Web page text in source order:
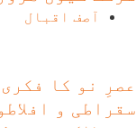
آصف اقبال
عصرِ نو کا فکری
سقراطی و